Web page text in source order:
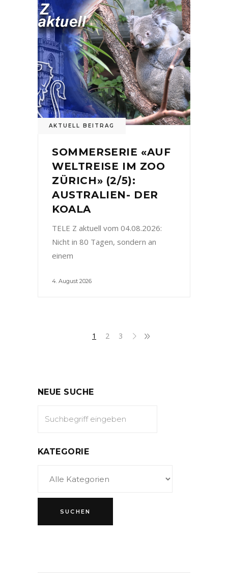
AKTUELL BEITRAG
SOMMERSERIE «AUF
WELTREISE IM ZOO
ZÜRICH» (2/5):
AUSTRALIEN- DER
KOALA
TELE Z aktuell vom 04.08.2026:
Nicht in 80 Tagen, sondern an
einem
4. August 2026
1 2 3
NEUE SUCHE
KATEGORIE